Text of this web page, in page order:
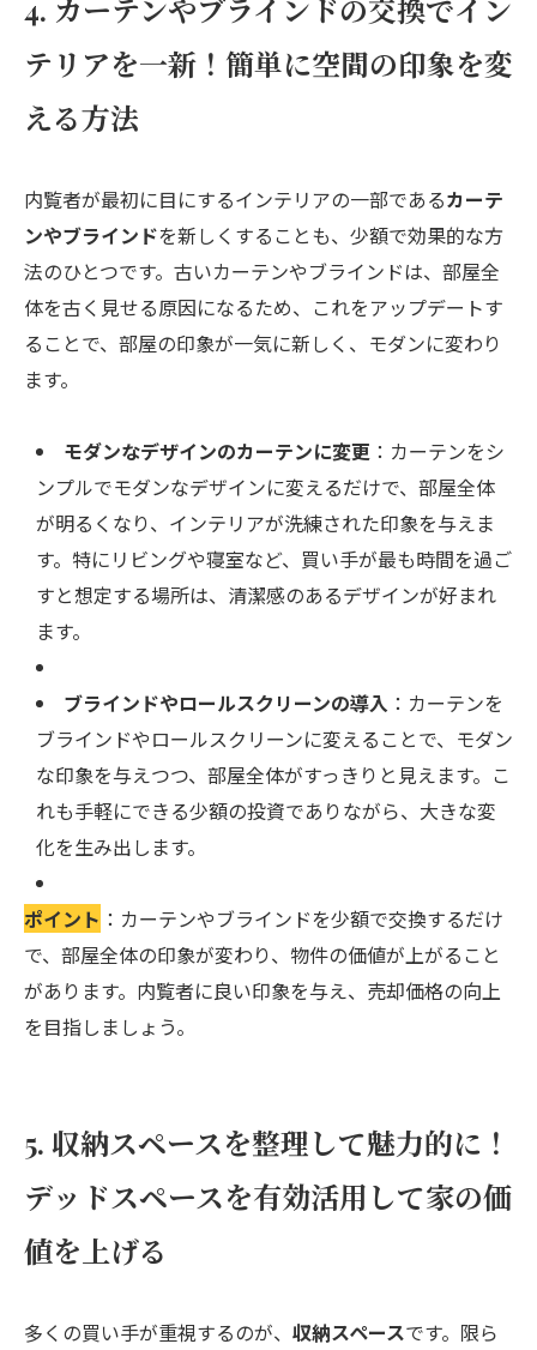
4. カーテンやブラインドの交換でイン
テリアを一新！簡単に空間の印象を変
える方法
内覧者が最初に目にするインテリアの一部であるカーテ
ンやブラインドを新しくすることも、少額で効果的な方
法のひとつです。古いカーテンやブラインドは、部屋全
体を古く見せる原因になるため、これをアップデートす
ることで、部屋の印象が一気に新しく、モダンに変わり
ます。
モダンなデザインのカーテンに変更：カーテンをシ
ンプルでモダンなデザインに変えるだけで、部屋全体
が明るくなり、インテリアが洗練された印象を与えま
す。特にリビングや寝室など、買い手が最も時間を過ご
すと想定する場所は、清潔感のあるデザインが好まれ
ます。
ブラインドやロールスクリーンの導入 ：カーテンを
ブラインドやロールスクリーンに変えることで、モダン
な印象を与えつつ、部屋全体がすっきりと見えます。こ
れも手軽にできる少額の投資でありながら、大きな変
化を生み出します。
ポイント ：カーテンやブラインドを少額で交換するだけ
で、部屋全体の印象が変わり、物件の価値が上がること
があります。内覧者に良い印象を与え、売却価格の向上
を目指しましょう。
5. 収納スペースを整理して魅力的に！
デッドスペースを有効活用して家の価
値を上げる
多くの買い手が重視するのが、 収納スペースです。限ら